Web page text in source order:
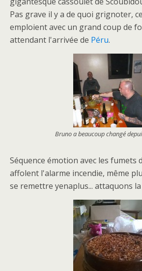
Pas grave il y a de quoi grignoter,
emploient avec un grand coup de
attendant l'arrivée de Péru.
Bruno a beaucoup changé
Séquence émotion avec les fumets
affolent l'alarme incendie, même
se remettre yenaplus... attaquons